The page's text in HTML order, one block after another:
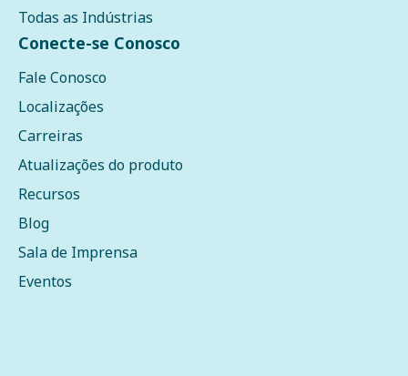
Todas as Indústrias
Conecte-se Conosco
Fale Conosco
Localizações
Carreiras
Atualizações do produto
Recursos
Blog
Sala de Imprensa
Eventos